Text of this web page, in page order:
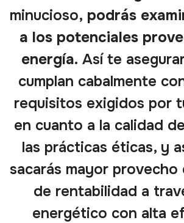
minucioso, podrás
a los potenciales
energía. Así te
cumplan cabalmente
requisitos exigidos por
en cuanto a la calidad
las prácticas éticas, y
sacarás mayor provecho
de rentabilidad a
energético con alta